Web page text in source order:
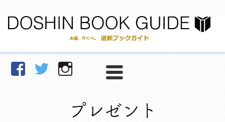
facebookTwitter Instagram